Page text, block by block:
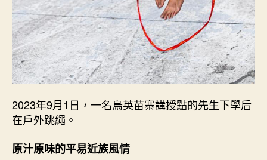
2023年9月1日，一名烏英苗寨講授點的先生下學后
在戶外跳繩。
原汁原味的平易近族風情